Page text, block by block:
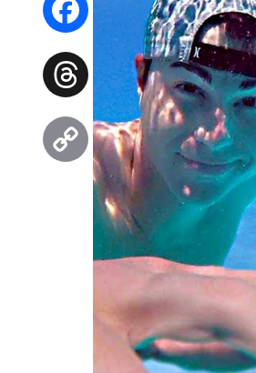
Facebook
Threads
Copy